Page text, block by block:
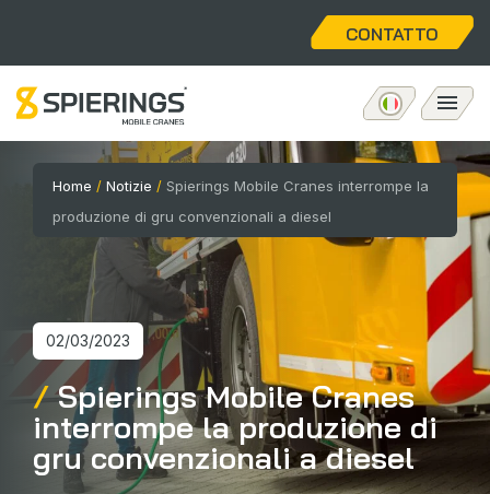
CONTATTO
Gru a torre mobile
Post-vendita
Chi siamo
Posti vacanti
Home / Notizie / Spierings Mobile Cranes interrompe la
produzione di gru convenzionali a diesel
02/03/2023
Spierings Mobile Cranes
interrompe la produzione di
gru convenzionali a diesel